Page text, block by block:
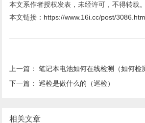
本文系作者授权发表，未经许可，不得转载。
本文链接： https://www.16i.cc/post/
上一篇：笔记本电池如何在线检测（如何检
下一篇：巡检是做什么的（巡检）
相关文章